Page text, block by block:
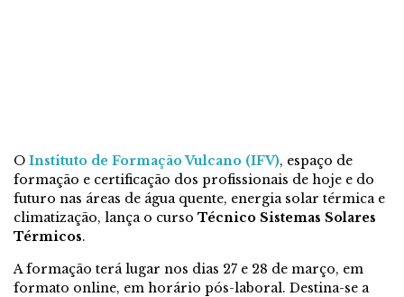
O Instituto de Formação Vulcano (IFV), espaço de
formação e certificação dos profissionais de hoje e do
futuro nas áreas de água quente, energia solar térmica e
climatização, lança o curso Técnico Sistemas Solares
Térmicos.
A formação terá lugar nos dias 27 e 28 de março, em
formato online, em horário pós-laboral. Destina-se a